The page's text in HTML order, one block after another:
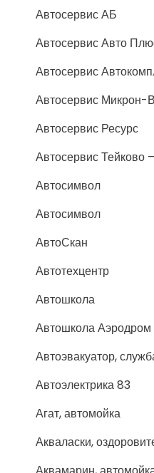
Автосервис АБ
Автосервис Авто
Автосервис
Автосервис Микрон-В
Автосервис Ресурс
Автосервис Тейково
Автосимвол
Автосимвол
АвтоСкан
Автотехцентр
Автошкола
Автошкола
Автоэвакуатор,
Автоэлектрика 83
Агат, автомойка
Акваласки,